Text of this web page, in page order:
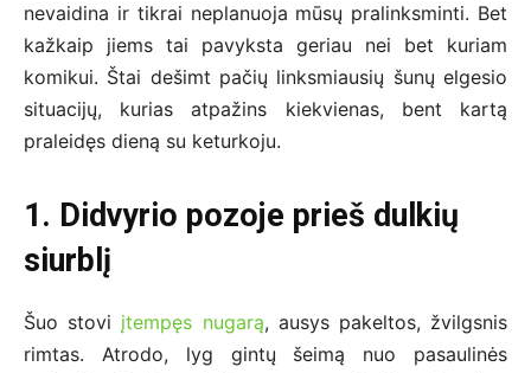
nevaidina ir tikrai neplanuoja mūsų pralinksminti. Bet
kažkaip jiems tai pavyksta geriau nei bet kuriam
komikui. Štai dešimt pačių linksmiausių šunų elgesio
situacijų, kurias atpažins kiekvienas, bent kartą
praleidęs dieną su keturkoju.
1. Didvyrio pozoje prieš dulkių
siurblį
Šuo stovi įtempęs nugarą, ausys pakeltos, žvilgsnis
rimtas. Atrodo, lyg gintų šeimą nuo pasaulinės